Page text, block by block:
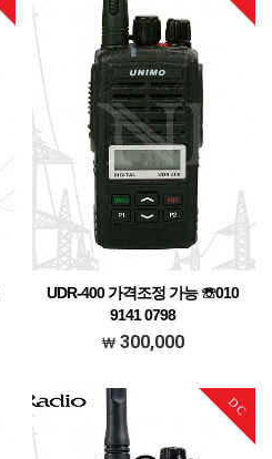
UDR-400 가격조정 가능 ☏010
9141 0798
가격조정가능 문의주세요
300,000
DC